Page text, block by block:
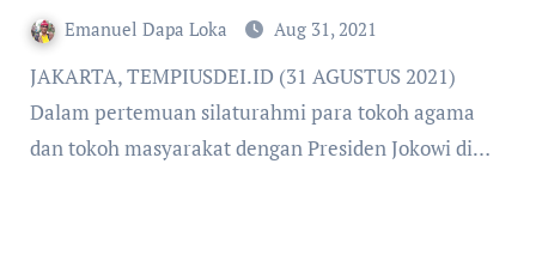
Emanuel Dapa Loka Aug 31, 2021
JAKARTA, TEMPIUSDEI.ID (31 AGUSTUS 2021)
Dalam pertemuan silaturahmi para tokoh agama
dan tokoh masyarakat dengan Presiden Jokowi di…